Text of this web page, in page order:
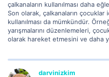
çalkanaların kullanılması daha
Son olarak, çalkanaların
kullanılması da mümkündür.
yarışmalarını düzenlemeleri,
olarak hareket etmesini ve daha
darvinizkim